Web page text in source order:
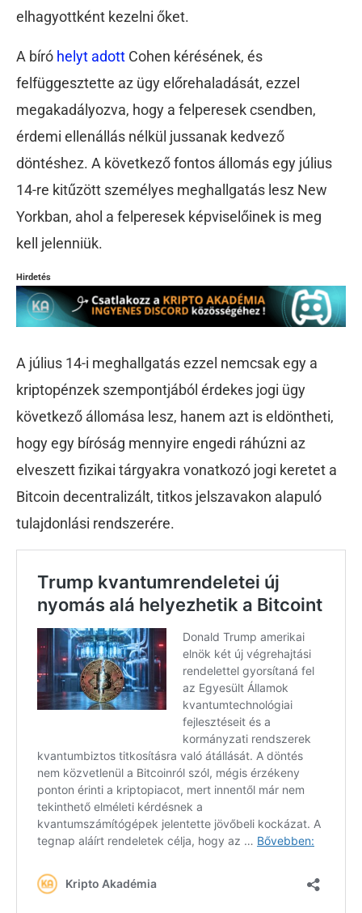
elhagyottként kezelni őket.
A bíró helyt adott Cohen kérésének, és
felfüggesztette az ügy előrehaladását, ezzel
megakadályozva, hogy a felperesek csendben,
érdemi ellenállás nélkül jussanak kedvező
döntéshez. A következő fontos állomás egy július
14-re kitűzött személyes meghallgatás lesz New
Yorkban, ahol a felperesek képviselőinek is meg
kell jelenniük.
Hirdetés
A július 14-i meghallgatás ezzel nemcsak egy a
kriptopénzek szempontjából érdekes jogi ügy
következő állomása lesz, hanem azt is eldöntheti,
hogy egy bíróság mennyire engedi ráhúzni az
elveszett fizikai tárgyakra vonatkozó jogi keretet a
Bitcoin decentralizált, titkos jelszavakon alapuló
tulajdonlási rendszerére.